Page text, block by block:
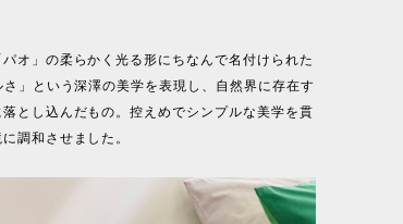
オ」の柔らかく光る形にちなんで名付けられた
」という深澤の美学を表現し、自然界に存在す
とし込んだもの。控えめでシンプルな美学を貫
調和させました。